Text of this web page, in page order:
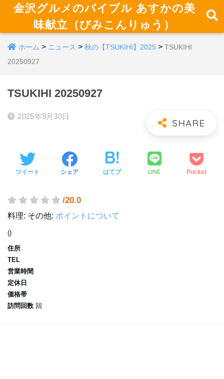
金沢グルメのバイブル あすかの美
味献立（びみこんりゅう）
ホーム > ニュース > 秋の【TSUKIHI】2025 > TSUKIHI
20250927
TSUKIHI 20250927
2025年9月30日
ツイート シェア はてブ LINE Pocket
/20.0
料理: その他: ポイントについて
()
住所
TEL
営業時間
定休日
価格帯
訪問回数 回